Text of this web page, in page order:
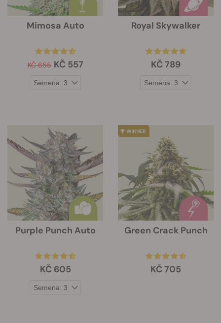
Mimosa Auto
KČ 655 KČ 557
Royal Skywalker
KČ 789
Purple Punch Auto
KČ 605
Green Crack Punch
KČ 705